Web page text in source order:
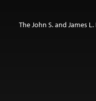
The John S. and James